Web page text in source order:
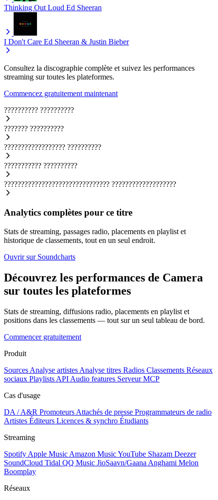
Thinking Out Loud Ed Sheeran
I Don't Care Ed Sheeran & Justin Bieber
Consultez la discographie complète et suivez les performances
streaming sur toutes les plateformes.
Commencez gratuitement maintenant
?????????? ??????????
??????? ??????????
?????????????????? ??????????
??????????? ??????????
??????????????????????????????? ???????????????????
Analytics complètes pour ce titre
Stats de streaming, passages radio, placements en playlist et
historique de classements, tout en un seul endroit.
Ouvrir sur Soundcharts
Découvrez les performances de Camera
sur toutes les plateformes
Stats de streaming, diffusions radio, placements en playlist et
positions dans les classements — tout sur un seul tableau de bord.
Commencer gratuitement
Produit
Sources Analyse artistes Analyse titres Radios Classements Réseaux
sociaux Playlists API Audio features Serveur MCP
Cas d'usage
DA / A&R Promoteurs Attachés de presse Programmateurs de radio
Artistes Éditeurs Licences & synchro Étudiants
Streaming
Spotify Apple Music Amazon MusicYouTube Shazam Deezer
SoundCloud Tidal QQ Music JioSaavn/Gaana Anghami Melon
Boomplay
Réseaux